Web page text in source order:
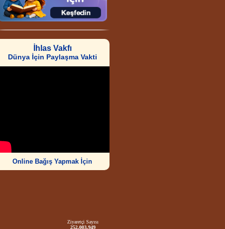
İhlas Vakfı
Dünya İçin Paylaşma Vakti
Online Bağış Yapmak İçin
Ziyaretçi Sayısı
252.003.949